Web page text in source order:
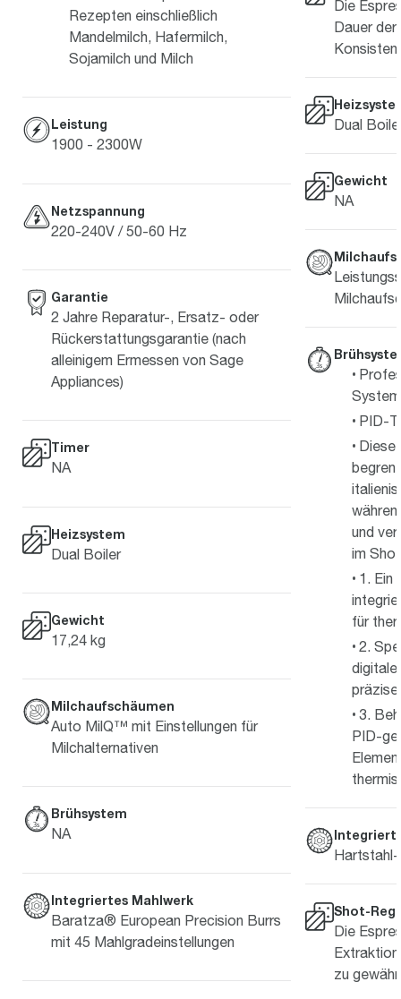
Rezepten einschließlich
Mandelmilch, Hafermilch,
Sojamilch und Milch
Leistung
1900 - 2300W
Netzspannung
220-240V / 50-60 Hz
Garantie
2 Jahre Reparatur-, Ersatz- oder
Rückerstattungsgarantie (nach
alleinigem Ermessen von Sage
Appliances)
Timer
NA
Heizsystem
Dual Boiler
Gewicht
17,24 kg
Milchaufschäumen
Auto MilQ™ mit Einstellungen für
Milchalternativen
Brühsystem
NA
Integriertes Mahlwerk
Baratza® European Precision Burrs
mit 45 Mahlgradeinstellungen
Die
Dauer
Dual
Gewicht
NA
System
PID-
Diese
und
im
1. Ein
für
2.
3.
PID-
Shot-
Die
zu